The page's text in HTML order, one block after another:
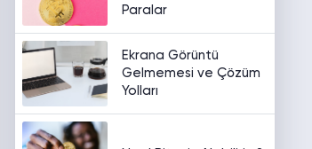
Paralar
Ekrana Görüntü
Gelmemesi ve Çözüm
Yolları